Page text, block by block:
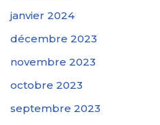
janvier 2024
décembre 2023
novembre 2023
octobre 2023
septembre 2023